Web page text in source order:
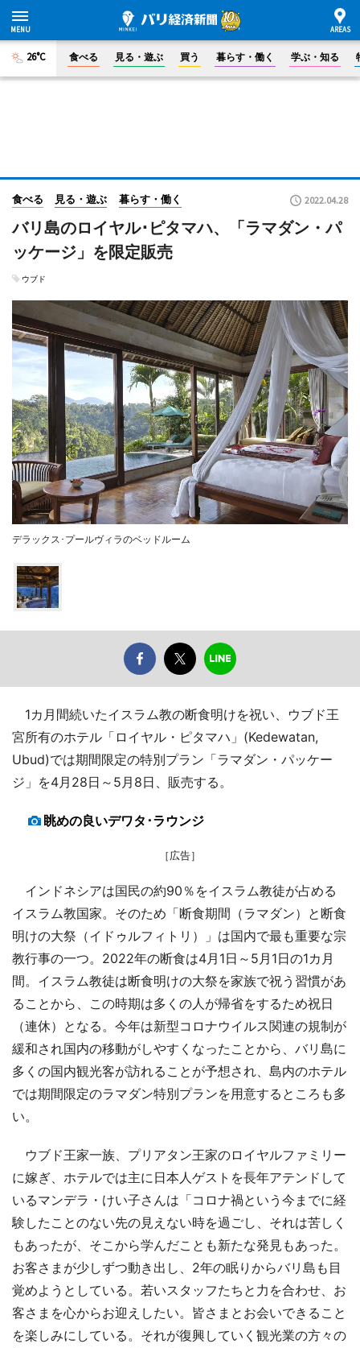
26°C 食べる 見る・遊ぶ 買う 暮らす・働く 学ぶ・知る
食べる 見る・遊ぶ 暮らす・働く 2022.04.28
バリ島のロイヤル･ピタマハ、「ラマダン・パ
ッケージ」を限定販売
ウブド
デラックス･プールヴィラのベッドルーム
1カ月間続いたイスラム教の断食明けを祝い、ウブド王
宮所有のホテル「ロイヤル・ピタマハ」(Kedewatan,
Ubud)では期間限定の特別プラン「ラマダン・パッケー
ジ」を4月28日～5月8日、販売する。
眺めの良いデワタ･ラウンジ
［広告］
インドネシアは国民の約90％をイスラム教徒が占める
イスラム教国家。そのため「断食期間（ラマダン）と断食
明けの大祭（イドゥルフィトリ）」は国内で最も重要な宗
教行事の一つ。2022年の断食は4月1日～5月1日の1カ月
間。イスラム教徒は断食明けの大祭を家族で祝う習慣があ
ることから、この時期は多くの人が帰省をするため祝日
（連休）となる。今年は新型コロナウイルス関連の規制が
緩和され国内の移動がしやすくなったことから、バリ島に
多くの国内観光客が訪れることが予想され、島内のホテル
では期間限定のラマダン特別プランを用意するところも多
い。
ウブド王家一族、プリアタン王家のロイヤルファミリー
に嫁ぎ、ホテルでは主に日本人ゲストを長年アテンドして
いるマンデラ・けい子さんは「コロナ禍という今までに経
験したことのない先の見えない時を過ごし、それは苦しく
もあったが、そこから学んだことも新たな発見もあった。
お客さまが少しずつ動き出し、2年の眠りからバリ島も目
覚めようとしている。若いスタッフたちと力を合わせ、お
客さまを心からお迎えしたい。皆さまとお会いできること
を楽しみにしている。それが復興していく観光業の方々の